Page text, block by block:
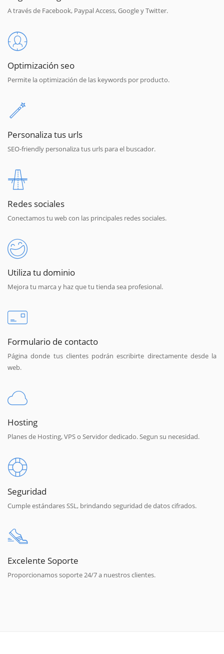
A través de Facebook, Paypal Access, Google y Twitter.
Optimización seo
Permite la optimización de las keywords por producto.
Personaliza tus urls
SEO-friendly personaliza tus urls para el buscador.
Redes sociales
Conectamos tu web con las principales redes sociales.
Utiliza tu dominio
Mejora tu marca y haz que tu tienda sea profesional.
Formulario de contacto
Página donde tus clientes podrán escribirte directamente desde la
web.
Hosting
Planes de Hosting, VPS o Servidor dedicado. Segun su necesidad.
Seguridad
Cumple estándares SSL, brindando seguridad de datos cifrados.
Excelente Soporte
Proporcionamos soporte 24/7 a nuestros clientes.